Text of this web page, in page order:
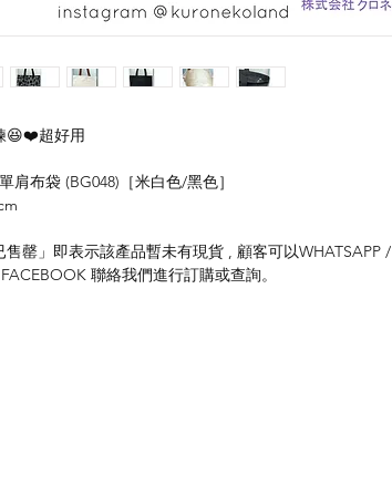
😆❤️超好用
肩布袋 (BG048)［米白色/黑色］
罄」即表示該產品暫未有現貨 , 顧客可以WHATSAPP /
聯絡我們進行訂購或查詢。